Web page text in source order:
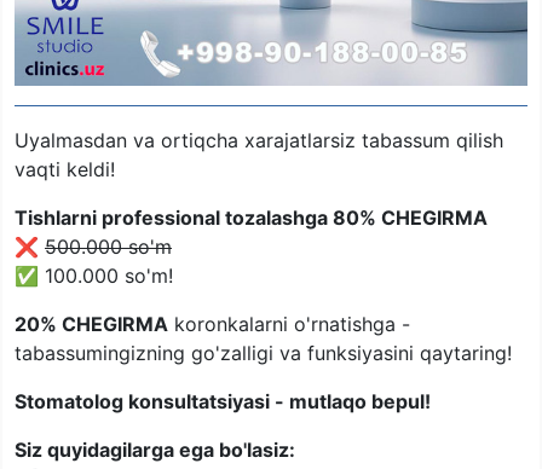
Uyalmasdan va ortiqcha xarajatlarsiz tabassum qilish
vaqti keldi!
Tishlarni professional tozalashga 80% CHEGIRMA
❌ 500.000 so'm
✅ 100.000 so'm!
20% CHEGIRMA koronkalarni o'rnatishga -
tabassumingizning go'zalligi va funksiyasini qaytaring!
Stomatolog konsultatsiyasi - mutlaqo bepul!
Siz quyidagilarga ega bo'lasiz: